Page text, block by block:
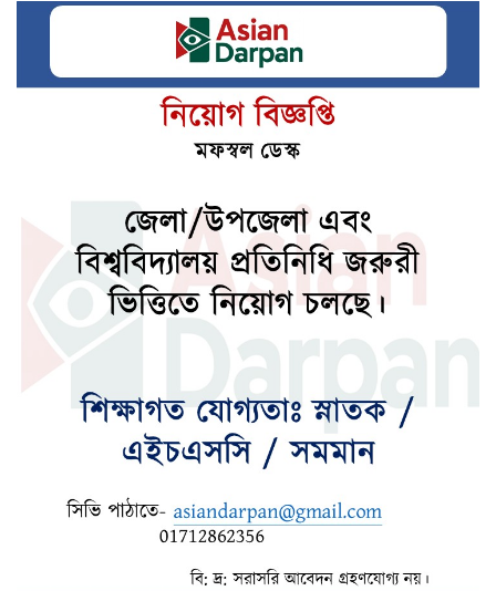
হাফিজুরকে ২৪ ঘণ্টার মধ্যে আত্মসমর্পণের নির্দেশ
স্বৈরাচারের বিষয়ে ভারত ব্যবস্থা না নিলে উদ্বেগ
বাড়বে
১০ আগস্ট এসএসসির ফল প্রকাশ
জ্বালানি চাহিদা মেটাতে কেনা হচ্ছে ৮ কার্গো
এলএনজি
উন্নয়নশীল দেশের অগ্রগতিতে এআই গ্রহণে
বিশ্বব্যাংকের তাগিদ